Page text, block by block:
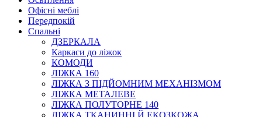
Офісні меблі
Передпокій
Спальні
ДЗЕРКАЛА
Каркаси до ліжок
КОМОДИ
ЛІЖКА 160
ЛІЖКА З ПІДЙОМНИМ МЕХАНІЗМОМ
ЛІЖКА МЕТАЛЕВЕ
ЛІЖКА ПОЛУТОРНЕ 140
ЛІЖКА ТКАНИННІ Й ЕКОЗКОЖА